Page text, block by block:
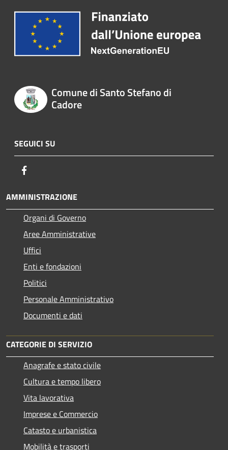
Comune di Santo Stefano di
Cadore
SEGUICI SU
AMMINISTRAZIONE
Organi di Governo
Aree Amministrative
Uffici
Enti e fondazioni
Politici
Personale Amministrativo
Documenti e dati
CATEGORIE DI SERVIZIO
Anagrafe e stato civile
Cultura e tempo libero
Vita lavorativa
Imprese e Commercio
Catasto e urbanistica
Mobilità e trasporti